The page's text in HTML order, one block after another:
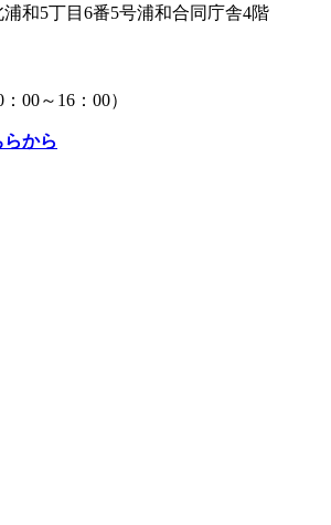
和5丁目6番5号浦和合同庁舎4階
00～16：00）
らから